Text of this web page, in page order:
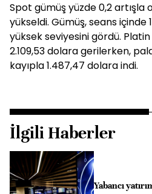
Spot gümüş yüzde 0,2 artışla
yükseldi. Gümüş, seans içinde
yüksek seviyesini gördü.
2.109,53 dolara gerilerken,
kayıpla 1.487,47 dolara indi.
İlgili Haberler
Yabancı